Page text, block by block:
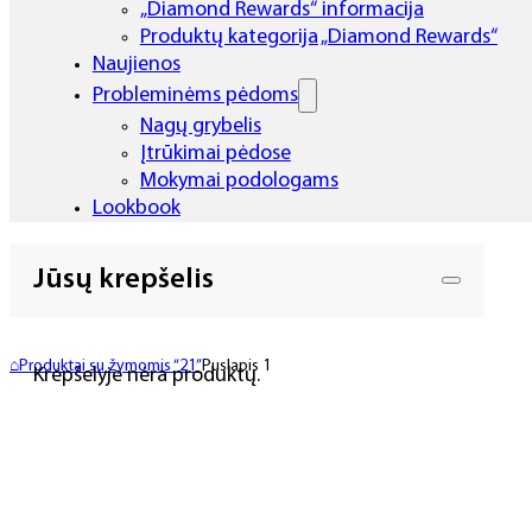
„Diamond Rewards“ informacija
Produktų kategorija „Diamond Rewards“
Naujienos
Probleminėms pėdoms
Nagų grybelis
Įtrūkimai pėdose
Mokymai podologams
Lookbook
Jūsų krepšelis
Krepšelyje nėra produktų.
⌂Produktai su žymomis “21” Puslapis 1